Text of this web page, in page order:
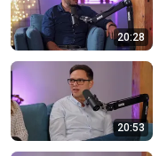
20:28
20:53